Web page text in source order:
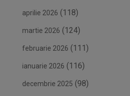
aprilie 2026 (118)
martie 2026 (124)
februarie 2026 (111)
ianuarie 2026 (116)
decembrie 2025 (98)